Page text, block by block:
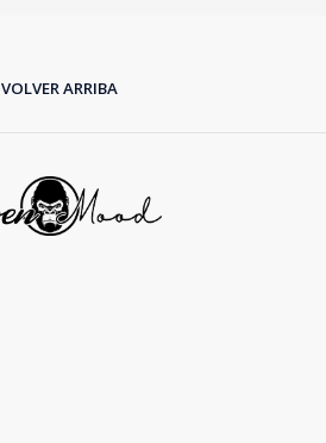
VOLVER ARRIBA